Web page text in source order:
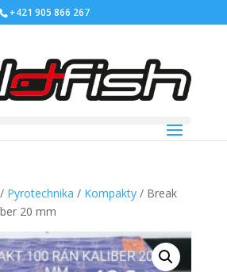
+421 905 866 267
/ Pyrotechnika / Kompakty/ Break
20 mm